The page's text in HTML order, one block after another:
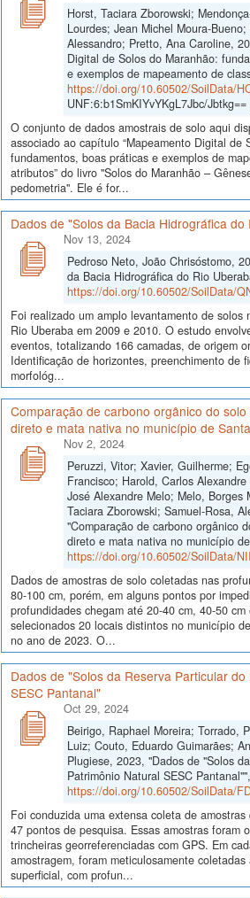
Horst, Taciara Zborowski;
Lourdes; Jean Michel Moura-
Alessandro; Pretto, Ana Caroline,
Digital de Solos do Maranhão:
e exemplos de mapeamento de
https://doi.org/10.60502/SoilData/
UNF:6:b1SmKIYvYKgL7Jbc/
O conjunto de dados amostrais de solo aqui
associado ao capítulo “Mapeamento Digital de
fundamentos, boas práticas e exemplos de
atributos” do livro "Solos do Maranhão –
pedometria". Ele é for...
Dados de "Solos da Bacia Hidrográfica do
Nov 13, 2024
Pedroso Neto, João Chrisóstomo,
da Bacia Hidrográfica do Rio
https://doi.org/10.60502/SoilData/
Foi realizado um amplo levantamento de solos
Rio Uberaba em 2009 e 2010. O estudo
eventos, totalizando 166 camadas, de origem
Identificação de horizontes, preenchimento de
morfológ...
Comparação de carbono orgânico do
direto e mata nativa no município de
Nov 2, 2024
Peruzzi, Vitor; Xavier, Guilherme;
Francisco; Harold, Carlos
José Alexandre Melo; Melo, Borges
Taciara Zborowski; Samuel-Rosa,
"Comparação de carbono orgânico
direto e mata nativa no município
https://doi.org/10.60502/SoilData/
Dados de amostras de solo coletadas nas
80-100 cm, porém, em alguns pontos por
profundidades chegam até 20-40 cm, 40-50
selecionados 20 locais distintos no município
no ano de 2023. O...
Dados de "Solos da Reserva Particular
SESC Pantanal"
Oct 29, 2024
Beirigo, Raphael Moreira; Torrado,
Luiz; Couto, Eduardo Guimarães;
Plugiese, 2023, "Dados de "Solos
Patrimônio Natural SESC Pantanal"",
https://doi.org/10.60502/SoilData/
Foi conduzida uma extensa coleta de
47 pontos de pesquisa. Essas amostras foram
trincheiras georreferenciadas com GPS. Em
amostragem, foram meticulosamente
superficial, com profun...